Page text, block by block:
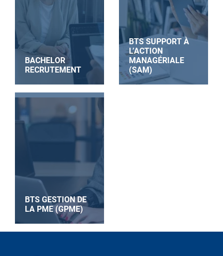
BACHELOR
RECRUTEMENT
BTS SUPPORT À
L’ACTION
MANAGÉRIALE
(SAM)
BTS GESTION DE
LA PME (GPME)